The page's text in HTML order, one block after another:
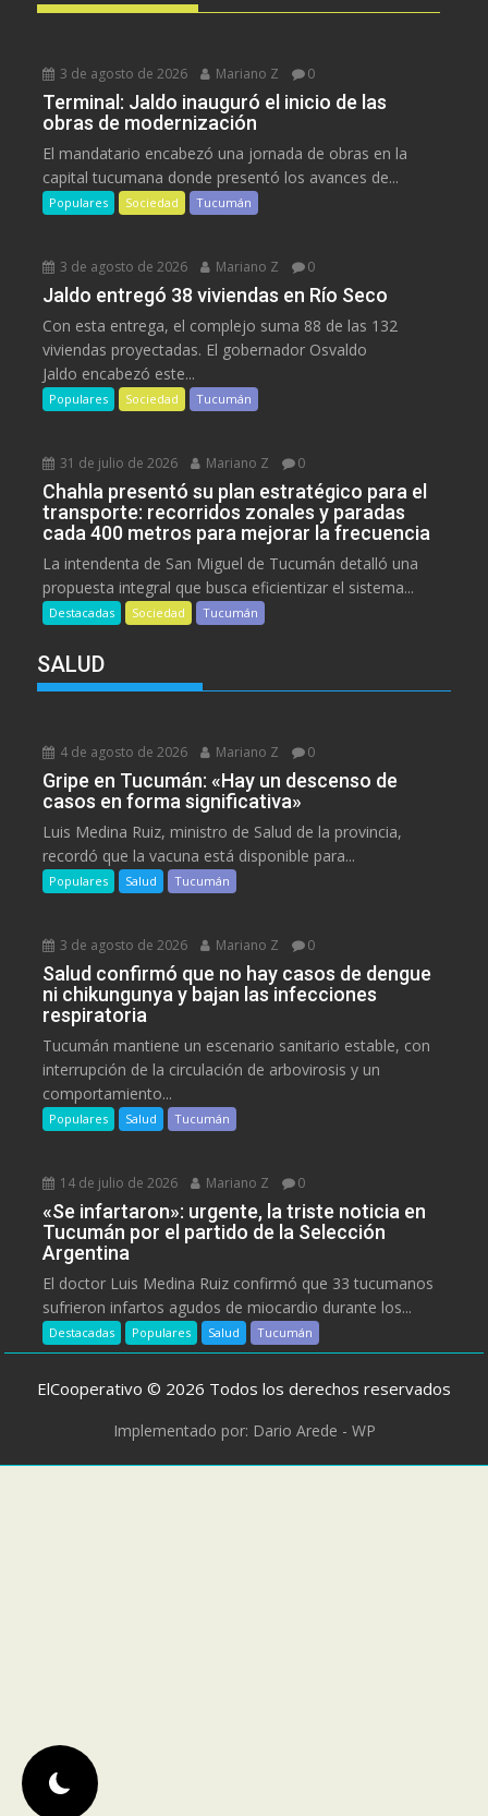
3 de agosto de 2026 Mariano Z 0
Terminal: Jaldo inauguró el inicio de las
obras de modernización
El mandatario encabezó una jornada de obras en la
capital tucumana donde presentó los avances de...
Populares Sociedad Tucumán
3 de agosto de 2026 Mariano Z 0
Jaldo entregó 38 viviendas en Río Seco
Con esta entrega, el complejo suma 88 de las 132
viviendas proyectadas. El gobernador Osvaldo
Jaldo encabezó este...
Populares Sociedad Tucumán
31 de julio de 2026 Mariano Z 0
Chahla presentó su plan estratégico para el
transporte: recorridos zonales y paradas
cada 400 metros para mejorar la frecuencia
La intendenta de San Miguel de Tucumán detalló una
propuesta integral que busca eficientizar el sistema...
Destacadas Sociedad Tucumán
SALUD
4 de agosto de 2026 Mariano Z 0
Gripe en Tucumán: «Hay un descenso de
casos en forma significativa»
Luis Medina Ruiz, ministro de Salud de la provincia,
recordó que la vacuna está disponible para...
Populares Salud Tucumán
3 de agosto de 2026 Mariano Z 0
Salud confirmó que no hay casos de dengue
ni chikungunya y bajan las infecciones
respiratoria
Tucumán mantiene un escenario sanitario estable, con
interrupción de la circulación de arbovirosis y un
comportamiento...
Populares Salud Tucumán
14 de julio de 2026 Mariano Z 0
«Se infartaron»: urgente, la triste noticia en
Tucumán por el partido de la Selección
Argentina
El doctor Luis Medina Ruiz confirmó que 33 tucumanos
sufrieron infartos agudos de miocardio durante los...
Destacadas Populares Salud Tucumán
ElCooperativo © 2026 Todos los derechos reservados